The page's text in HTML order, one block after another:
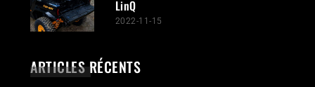
LinQ
2022-11-15
ARTICLES RÉCENTS